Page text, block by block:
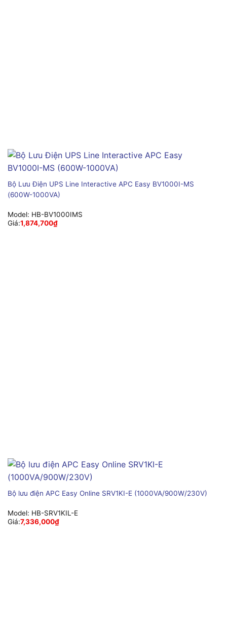
Bộ Lưu Điện UPS Line Interactive APC Easy BV1000I-MS
(600W-1000VA)
Model: HB-BV1000IMS
Giá:1,874,700₫
Bộ lưu điện APC Easy Online SRV1KI-E (1000VA/900W/230V)
Model: HB-SRV1KIL-E
Giá:7,336,000₫